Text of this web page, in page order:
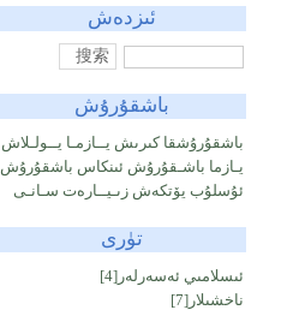
ئىزدەش
باشقۇرۇش
باشقۇرۇشقا كىرىش يــازمـا يــولـلاش
يـازما باشـقۇرۇش ئىنكاس باشقۇرۇش
ئۇسلۇب يۆتكەش زىـيــارەت سـانـى
تۈرى
ئىسلامىي ئەسەرلەر [4]
ناخشىلار [7]